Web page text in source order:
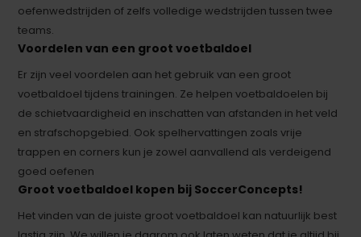
oefenwedstrijden of zelfs volledige wedstrijden tussen twee
teams.
Voordelen van een groot voetbaldoel
Er zijn veel voordelen aan het gebruik van een groot
voetbaldoel tijdens trainingen. Ze helpen voetbaldoelen bij
de schietvaardigheid en inschatten van afstanden in het veld
en strafschopgebied. Ook spelhervattingen zoals vrije
trappen en corners kun je zowel aanvallend als verdeigend
goed oefenen
Groot voetbaldoel kopen bij SoccerConcepts!
Het vinden van de juiste groot voetbaldoel kan natuurlijk best